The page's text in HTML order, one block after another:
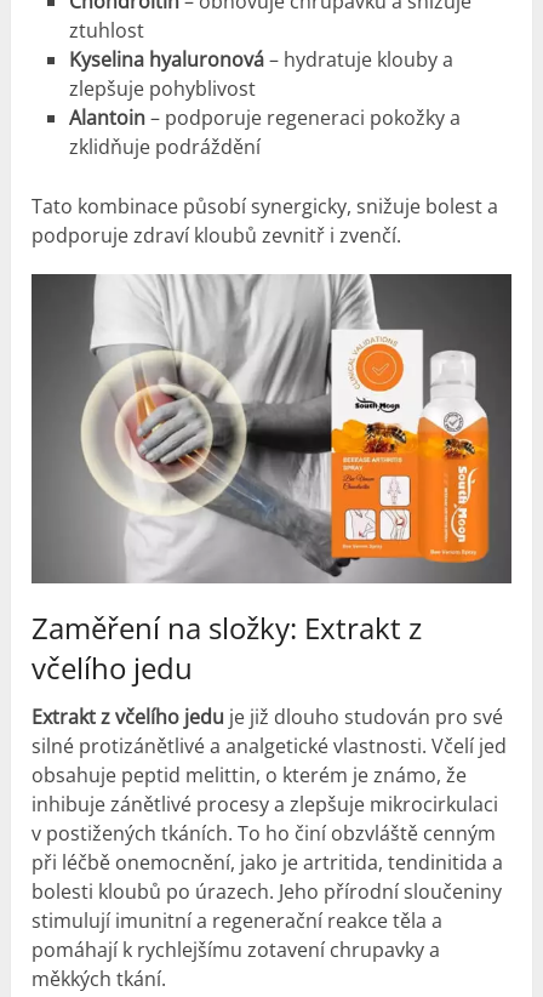
ztuhlost
Kyselina hyaluronová– hydratuje klouby a
zlepšuje pohyblivost
Alantoin– podporuje regeneraci pokožky a
zklidňuje podráždění
Tato kombinace působí synergicky, snižuje bolest a
podporuje zdraví kloubů zevnitř i zvenčí.
Zaměření na složky: Extrakt z
včelího jedu
Extrakt z včelího jedu je již dlouho studován pro své
silné protizánětlivé a analgetické vlastnosti. Včelí jed
obsahuje peptid melittin, o kterém je známo, že
inhibuje zánětlivé procesy a zlepšuje mikrocirkulaci
v postižených tkáních. To ho činí obzvláště cenným
při léčbě onemocnění, jako je artritida, tendinitida a
bolesti kloubů po úrazech. Jeho přírodní sloučeniny
stimulují imunitní a regenerační reakce těla a
pomáhají k rychlejšímu zotavení chrupavky a
měkkých tkání.